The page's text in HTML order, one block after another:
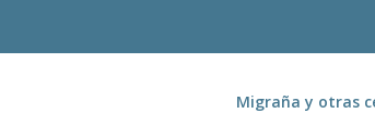
Migraña y otras